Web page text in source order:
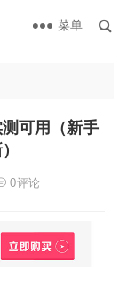
菜单
可用（新手
0评论